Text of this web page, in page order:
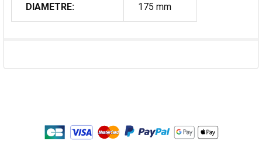
DIAMETRE: 175 mm